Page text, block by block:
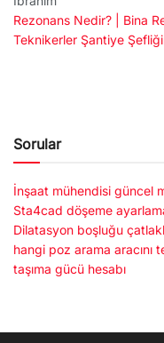
Rezonans Nedir? | Bina
Teknikerler Şantiye
Sorular
İnşaat mühendisi güncel
Sta4cad döşeme
Dilatasyon boşluğu
hangi poz arama aracını
taşıma gücü hesabı